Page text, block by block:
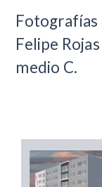
Fotografías
Felipe
medio C.